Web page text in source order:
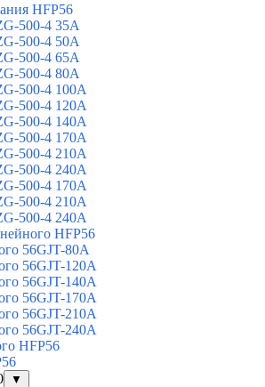
HFP56
500-4 35A
500-4 50A
500-4 65A
500-4 80A
500-4 100A
500-4 120A
500-4 140A
500-4 170A
500-4 210A
500-4 240A
500-4 170A
500-4 210A
500-4 240A
HFP56
56GJT-80A
56GJT-120A
56GJT-140A
56GJT-170A
56GJT-210A
56GJT-240A
HFP56
▼